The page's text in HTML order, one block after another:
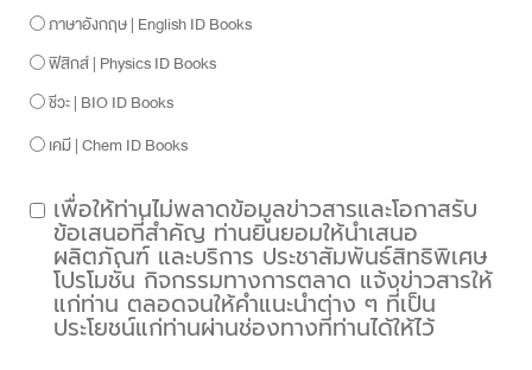
ภาษาอังกฤษ | English ID Books
ฟิสิกส์ | Physics ID Books
ชีวะ | BIO ID Books
เคมี | Chem ID Books
เพื่อให้ท่านไม่พลาดข้อมูลข่าวสารและโอกาสรับ
ข้อเสนอที่สำคัญ ท่านยินยอมให้นำเสนอ
ผลิตภัณฑ์ และบริการ ประชาสัมพันธ์สิทธิพิเศษ
โปรโมชั่น กิจกรรมทางการตลาด แจ้งข่าวสารให้
แก่ท่าน ตลอดจนให้คำแนะนำต่าง ๆ ที่เป็น
ประโยชน์แก่ท่านผ่านช่องทางที่ท่านได้ให้ไว้